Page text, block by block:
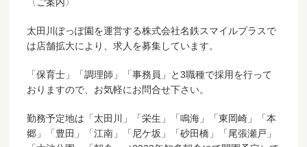
太田川ぽっぽ園を運営する株式会社名鉄スマイルプラスで
は店舗拡大により、求人を募集しています。
「保育士」「調理師」「事務員」と3職種で採用を行って
おりますので、お気軽にお問合せ下さい。
勤務予定地は「太田川」「栄生」「鳴海」「東岡崎」「本
郷」「豊田」「江南」「尼ケ坂」「砂田橋」「尾張瀬戸」